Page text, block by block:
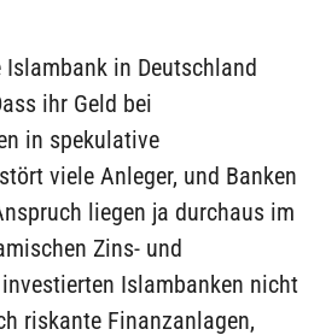
in Deutschland
ihr Geld bei
in spekulative
viele Anleger, und Banken
liegen ja durchaus im
Zins- und
Islambanken nicht
riskante Finanzanlagen,